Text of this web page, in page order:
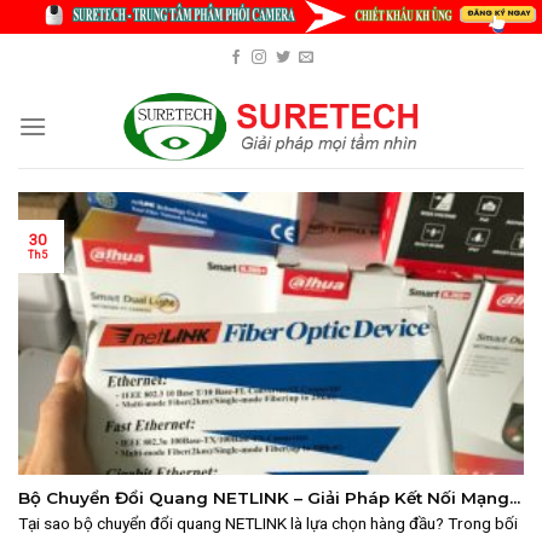
Bộ Chuyển Đổi Quang NETLINK – Giải Pháp Kết Nối Mạng
Tốc Độ Cao
Tại sao bộ chuyển đổi quang NETLINK là lựa chọn hàng đầu? Trong bối
30
Th5